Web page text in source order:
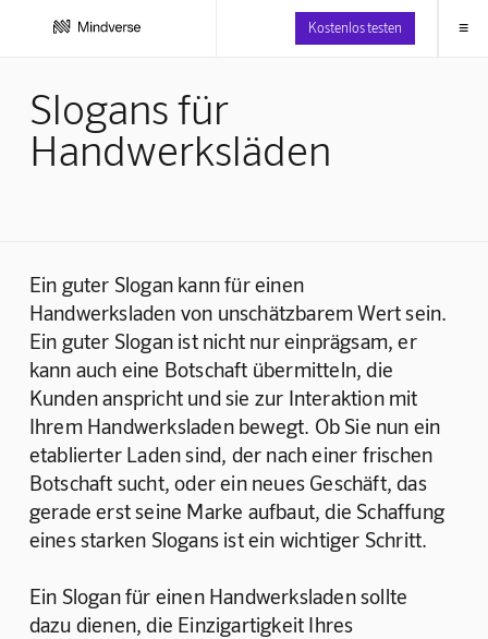
Kostenlos testen ≡
Slogans für
Handwerksläden
Ein guter Slogan kann für einen
Handwerksladen von unschätzbarem Wert sein.
Ein guter Slogan ist nicht nur einprägsam, er
kann auch eine Botschaft übermitteln, die
Kunden anspricht und sie zur Interaktion mit
Ihrem Handwerksladen bewegt. Ob Sie nun ein
etablierter Laden sind, der nach einer frischen
Botschaft sucht, oder ein neues Geschäft, das
gerade erst seine Marke aufbaut, die Schaffung
eines starken Slogans ist ein wichtiger Schritt.
Ein Slogan für einen Handwerksladen sollte
dazu dienen, die Einzigartigkeit Ihres